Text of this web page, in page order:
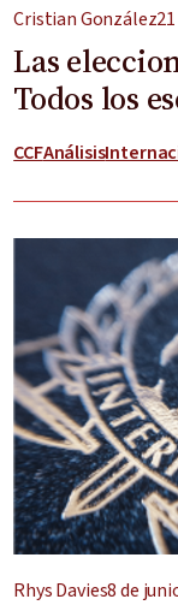
Cristian González
Las
Todos los
CCFAnálisis
Rhys Davies8 de